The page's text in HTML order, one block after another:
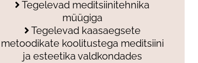
Tegelevad meditsiinitehnika
müügiga
Tegelevad kaasaegsete
metoodikate koolitustega meditsiini
ja esteetika valdkondades